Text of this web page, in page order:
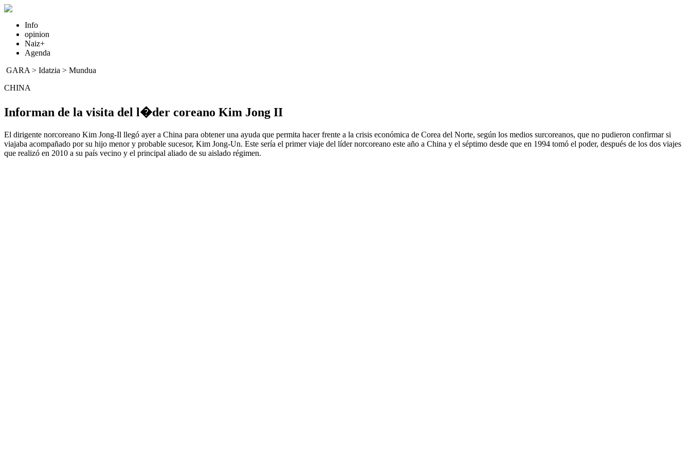
Info
opinion
Naiz+
Agenda
GARA > Idatzia > Mundua
CHINA
Informan de la visita del l�der coreano Kim Jong II
El dirigente norcoreano Kim Jong-Il llegó ayer a China para obtener una ayuda que permita hacer frente a la crisis económica de Corea del Norte, según los medios surcoreanos, que no pudieron confirmar si
viajaba acompañado por su hijo menor y probable sucesor, Kim Jong-Un. Este sería el primer viaje del líder norcoreano este año a China y el séptimo desde que en 1994 tomó el poder, después de los dos viajes
que realizó en 2010 a su país vecino y el principal aliado de su aislado régimen.